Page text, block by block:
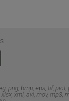
png, bmp, eps, tif, pict,
xml, avi, mov, mp3,